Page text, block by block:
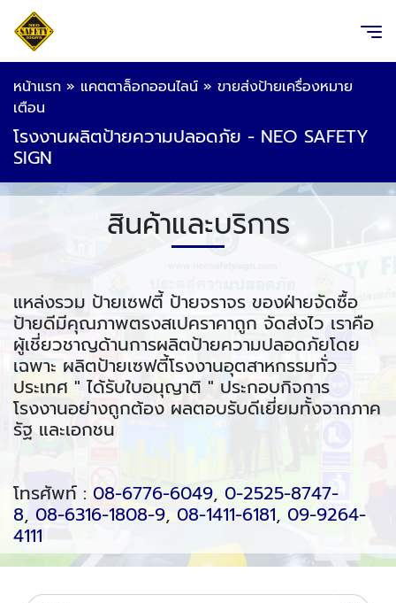
หน้าแรก » แคตตาล็อกออนไลน์ » ขายส่งป้ายเครื่องหมาย
เตือน
โรงงานผลิตป้ายความปลอดภัย - NEO SAFETY
SIGN
สินค้าและบริการ
แหล่งรวม ป้ายเซฟตี้ ป้ายจราจร ของฝ่ายจัดซื้อ
ป้ายดีมีคุณภาพตรงสเปคราคาถูก จัดส่งไว เราคือ
ผู้เชี่ยวชาญด้านการผลิตป้ายความปลอดภัยโดย
เฉพาะ ผลิตป้ายเซฟตี้โรงงานอุตสาหกรรมทั่ว
ประเทศ " ได้รับใบอนุญาติ " ประกอบกิจการ
โรงงานอย่างถูกต้อง ผลตอบรับดีเยี่ยมทั้งจากภาค
รัฐ และเอกชน
โทรศัพท์ : 08-6776-6049, 0-2525-8747-
8, 08-6316-1808-9, 08-1411-6181, 09-9264-
4111